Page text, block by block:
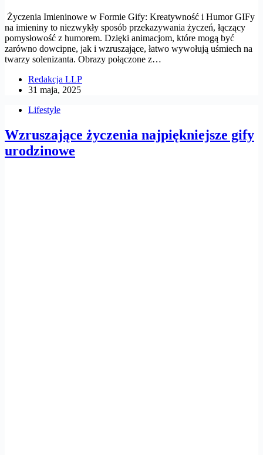
Życzenia Imieninowe w Formie Gify: Kreatywność i Humor GIFy
na imieniny to niezwykły sposób przekazywania życzeń, łączący
pomysłowość z humorem. Dzięki animacjom, które mogą być
zarówno dowcipne, jak i wzruszające, łatwo wywołują uśmiech na
twarzy solenizanta. Obrazy połączone z…
Redakcja LLP
31 maja, 2025
Lifestyle
Wzruszające życzenia najpiękniejsze gify
urodzinowe